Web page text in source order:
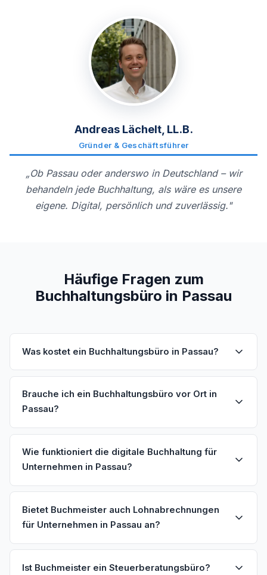
Andreas Lächelt, LL.B.
Gründer & Geschäftsführer
„Ob Passau oder anderswo in Deutschland – wir
behandeln jede Buchhaltung, als wäre es unsere
eigene. Digital, persönlich und zuverlässig."
Häufige Fragen zum
Buchhaltungsbüro in Passau
Was kostet ein Buchhaltungsbüro in Passau?
Brauche ich ein Buchhaltungsbüro vor Ort in
Passau?
Wie funktioniert die digitale Buchhaltung für
Unternehmen in Passau?
Bietet Buchmeister auch Lohnabrechnungen
für Unternehmen in Passau an?
Ist Buchmeister ein Steuerberatungsbüro?